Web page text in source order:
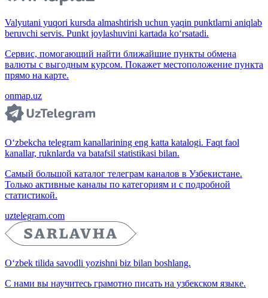
Valyutani yuqori kursda almashtirish uchun yaqin punktlarni aniqlab
beruvchi servis. Punkt joylashuvini kartada ko‘rsatadi.
Сервис, помогающий найти ближайшие пункты обмена
валюты с выгодным курсом. Покажет местоположение пункта
прямо на карте.
onmap.uz
O‘zbekcha telegram kanallarining eng katta katalogi. Faqt faol
kanallar, ruknlarda va batafsil statistikasi bilan.
Самый большой каталог телеграм каналов в Узбекистане.
Только активные каналы по категориям и с подробной
статистикой.
uztelegram.com
O‘zbek tilida savodli yozishni biz bilan boshlang.
С нами вы научитесь грамотно писать на узбекском языке.